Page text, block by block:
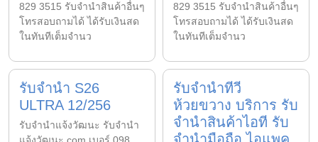
829 3515 รับจำนำสินค้าอื่นๆ
โทรสอบถามได้ ได้รับเงินสด
ในทันทีเต็มจำนว
829 3515 รับจำนำสินค้าอื่นๆ
โทรสอบถามได้ ได้รับเงินสด
ในทันทีเต็มจำนว
รับจำนำ S26
ULTRA 12/256
รับจํานําแจ้งวัฒนะ รับจํานํา
รับจำนำทีวี
ห้วยขวาง บริการ รับ
จำนำสินค้าไอที รับ